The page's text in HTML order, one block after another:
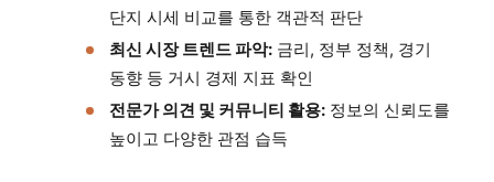
단지 시세 비교를 통한 객관적 판단
최신 시장 트렌드 파악: 금리, 정부 정책, 경기
동향 등 거시 경제 지표 확인
전문가 의견 및 커뮤니티 활용: 정보의 신뢰도를
높이고 다양한 관점 습득